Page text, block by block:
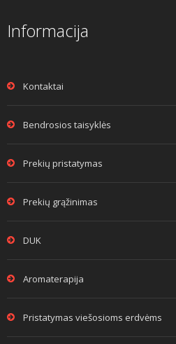
Informacija
Kontaktai
Bendrosios taisyklės
Prekių pristatymas
Prekių grąžinimas
DUK
Aromaterapija
Pristatymas viešosioms erdvėms